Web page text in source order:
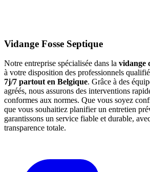
Vidange Fosse Septique
Notre entreprise spécialisée dans la vidange
à votre disposition des professionnels
7j/7 partout en Belgique. Grâce à des
agréés, nous assurons des interventions
conformes aux normes. Que vous soyez
que vous souhaitiez planifier un entretien
garantissons un service fiable et durable,
transparence totale.